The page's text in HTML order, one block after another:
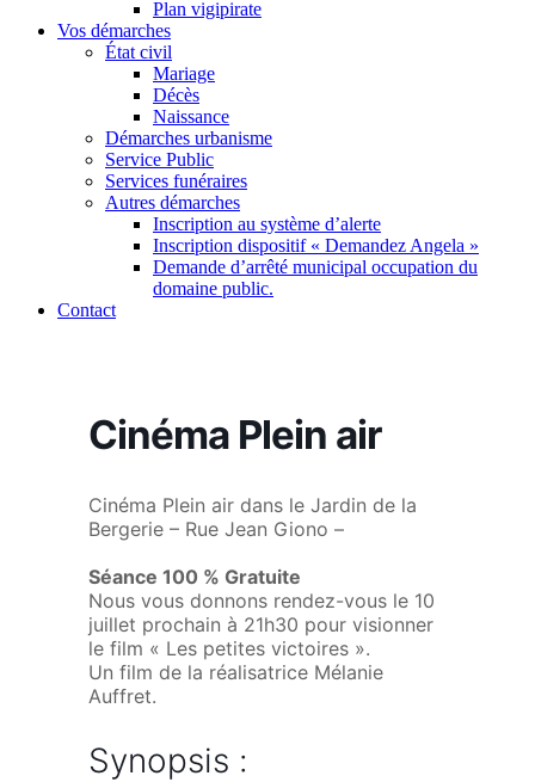
Plan vigipirate
Vos démarches
État civil
Mariage
Décès
Naissance
Démarches urbanisme
Service Public
Services funéraires
Autres démarches
Inscription au système d’alerte
Inscription dispositif « Demandez Angela »
Demande d’arrêté municipal occupation du
domaine public.
Contact
Cinéma Plein air
Cinéma Plein air dans le Jardin de la
Bergerie – Rue Jean Giono –
Séance 100 % Gratuite
Nous vous donnons rendez-vous le 10
juillet prochain à 21h30 pour visionner
le film « Les petites victoires ».
Un film de la réalisatrice Mélanie
Auffret.
Synopsis :